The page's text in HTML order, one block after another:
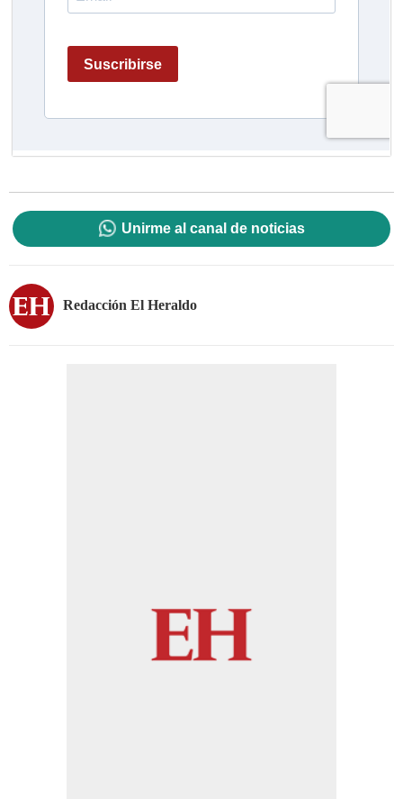
Unirme al canal de noticias
Redacción El Heraldo